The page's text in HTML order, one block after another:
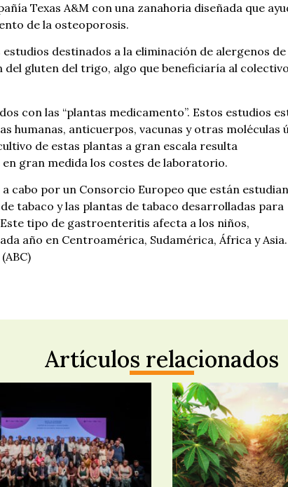
Texas A&M con una zanahoria diseñada que
de la osteoporosis.
destinados a la eliminación de alergenos de
gluten del trigo, algo que beneficiaría al
con las “plantas medicamento”. Estos estudios
humanas, anticuerpos, vacunas y otras moléculas
de estas plantas a gran escala resulta
gran medida los costes de laboratorio.
cabo por un Consorcio Europeo que están
tabaco y las plantas de tabaco desarrolladas para
tipo de gastroenteritis afecta a los niños,
año en Centroamérica, Sudamérica, África y Asia.
Artículos relacionados